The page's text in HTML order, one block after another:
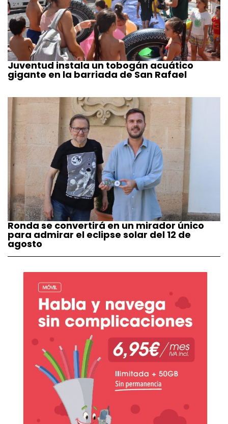
Juventud instala un tobogán acuático
gigante en la barriada de San Rafael
Ronda se convertirá en un mirador único
para admirar el eclipse solar del 12 de
agosto